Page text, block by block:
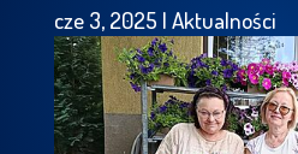
cze 3, 2025 | Aktualności